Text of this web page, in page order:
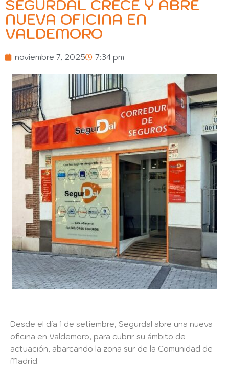
SEGURDAL CRECE Y ABRE
NUEVA OFICINA EN
VALDEMORO
noviembre 7, 2025 7:34 pm
Desde el día 1 de setiembre, Segurdal abre una nueva
oficina en Valdemoro, para cubrir su ámbito de
actuación, abarcando la zona sur de la Comunidad de
Madrid.